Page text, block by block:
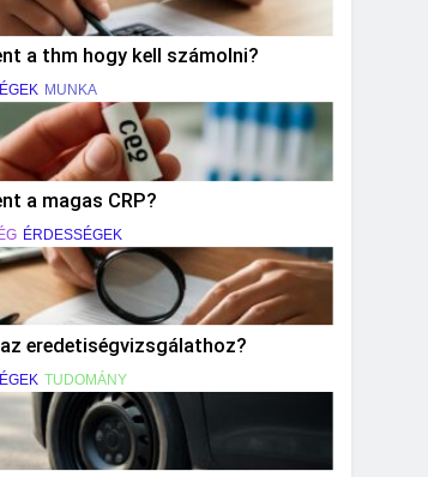
a thm hogy kell számolni?
MUNKA
a magas CRP?
ÉRDESSÉGEK
eredetiségvizsgálathoz?
TUDOMÁNY